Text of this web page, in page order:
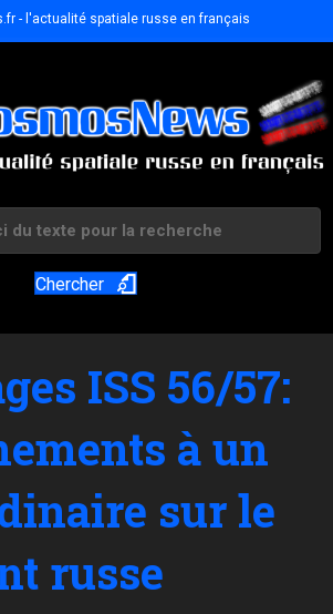
- l'actualité spatiale russe en français
Chercher
ISS 56/57:
à un
sur le
russe